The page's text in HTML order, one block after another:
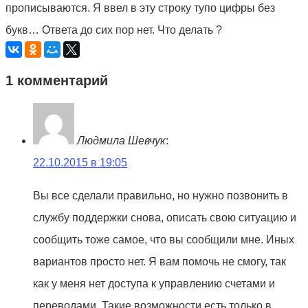
прописываются. Я ввел в эту строку тупо цифры без
букв… Ответа до сих пор нет. Что делать ?
1 комментарий
Людмила Шевчук:
22.10.2015 в 19:05
Вы все сделали правильно, но нужно позвонить в
службу поддержки снова, описать свою ситуацию и
сообщить тоже самое, что вы сообщили мне. Иных
вариантов просто нет. Я вам помочь не смогу, так
как у меня нет доступа к управлению счетами и
переводами. Такие возможности есть только в